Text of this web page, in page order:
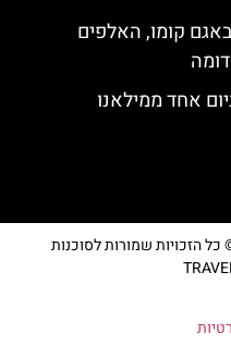
באגם קומו, האלפים
אחד ממילאנו
הזכויות שמורות לסוכנות